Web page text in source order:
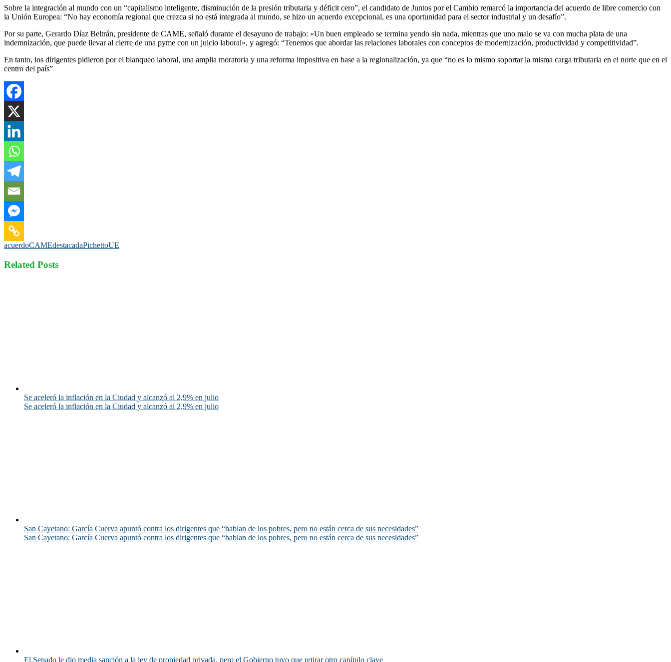
Sobre la integración al mundo con un “capitalismo inteligente, disminución de la presión tributaria y déficit cero”, el candidato de Juntos por el Cambio remarcó la importancia del acuerdo de libre comercio con
la Unión Europea: “No hay economía regional que crezca si no está integrada al mundo, se hizo un acuerdo excepcional, es una oportunidad para el sector industrial y un desafío”.
Por su parte, Gerardo Díaz Beltrán, presidente de CAME, señaló durante el desayuno de trabajo: «Un buen empleado se termina yendo sin nada, mientras que uno malo se va con mucha plata de una
indemnización, que puede llevar al cierre de una pyme con un juicio laboral», y agregó: “Tenemos que abordar las relaciones laborales con conceptos de modernización, productividad y competitividad”.
En tanto, los dirigentes pidieron por el blanqueo laboral, una amplia moratoria y una reforma impositiva en base a la regionalización, ya que “no es lo mismo soportar la misma carga tributaria en el norte que en el
centro del país”
acuerdoCAMEdestacadaPichettoUE
Related Posts
Se aceleró la inflación en la Ciudad y alcanzó al 2,9% en julio
Se aceleró la inflación en la Ciudad y alcanzó al 2,9% en julio
San Cayetano: García Cuerva apuntó contra los dirigentes que “hablan de los pobres, pero no están cerca de sus necesidades”
San Cayetano: García Cuerva apuntó contra los dirigentes que “hablan de los pobres, pero no están cerca de sus necesidades”
El Senado le dio media sanción a la ley de propiedad privada, pero el Gobierno tuvo que retirar otro capítulo clave